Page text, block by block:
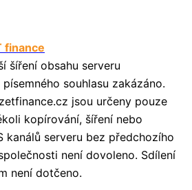
finance
šíření obsahu serveru
souhlasu zakázáno.
jsou určeny pouze
kopírování, šíření nebo
kanálů serveru bez předchozího
není dovoleno. Sdílení
není dotčeno.